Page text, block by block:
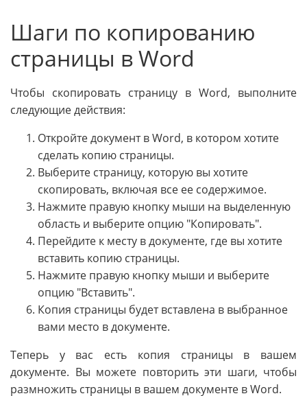
Шаги по копированию
страницы в Word
Чтобы скопировать страницу в Word, выполните
следующие действия:
Откройте документ в Word, в котором хотите
сделать копию страницы.
Выберите страницу, которую вы хотите
скопировать, включая все ее содержимое.
Нажмите правую кнопку мыши на выделенную
область и выберите опцию "Копировать".
Перейдите к месту в документе, где вы хотите
вставить копию страницы.
Нажмите правую кнопку мыши и выберите
опцию "Вставить".
Копия страницы будет вставлена в выбранное
вами место в документе.
Теперь у вас есть копия страницы в вашем
документе. Вы можете повторить эти шаги, чтобы
размножить страницы в вашем документе в Word.